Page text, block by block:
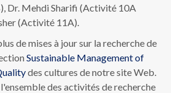
Dr. Mehdi Sharifi (Activité 10A
(Activité 11A).
de mises à jour sur la recherche de
Sustainable Management of
des cultures de notre site Web.
des activités de recherche